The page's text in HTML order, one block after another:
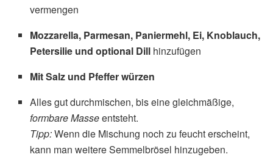
vermengen
Mozzarella, Parmesan, Paniermehl, Ei, Knoblauch,
Petersilie und optional Dill hinzufügen
Mit Salz und Pfeffer würzen
Alles gut durchmischen, bis eine gleichmäßige,
formbare Masseentsteht.
Tipp:Wenn die Mischung noch zu feucht erscheint,
kann man weitere Semmelbrösel hinzugeben.